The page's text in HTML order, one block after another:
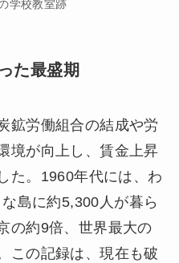
学校教室跡
た最盛期
鉱労働組合の結成や労
境が向上し、賃金上昇
た。1960年代には、わ
島に約5,300人が暮ら
の約9倍、世界最大の
この記録は、現在も破